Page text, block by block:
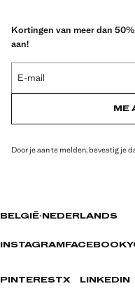
Kortingen van meer dan
aan!
E-mail
ME
Door je aan te melden, bevestig je
BELGIË· NEDERLANDS
INSTAGRAM FACEBOOK
PINTERESTX LINKEDIN